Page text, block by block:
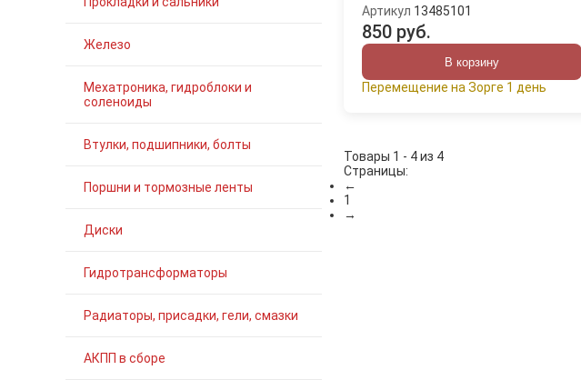
Железо
Мехатроника, гидроблоки и
соленоиды
Втулки, подшипники, болты
Поршни и тормозные ленты
Диски
Гидротрансформаторы
Радиаторы, присадки, гели, смазки
АКПП в сборе
Артикул 13485101
850 руб.
В корзину
Перемещение на Зорге 1 день
Товары 1 - 4 из 4
Страницы:
←
1
→